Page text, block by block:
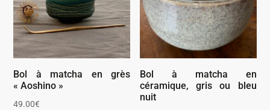
Bol à matcha en grès
« Aoshino »
49.00€
Bol à matcha en
céramique, gris ou bleu
nuit